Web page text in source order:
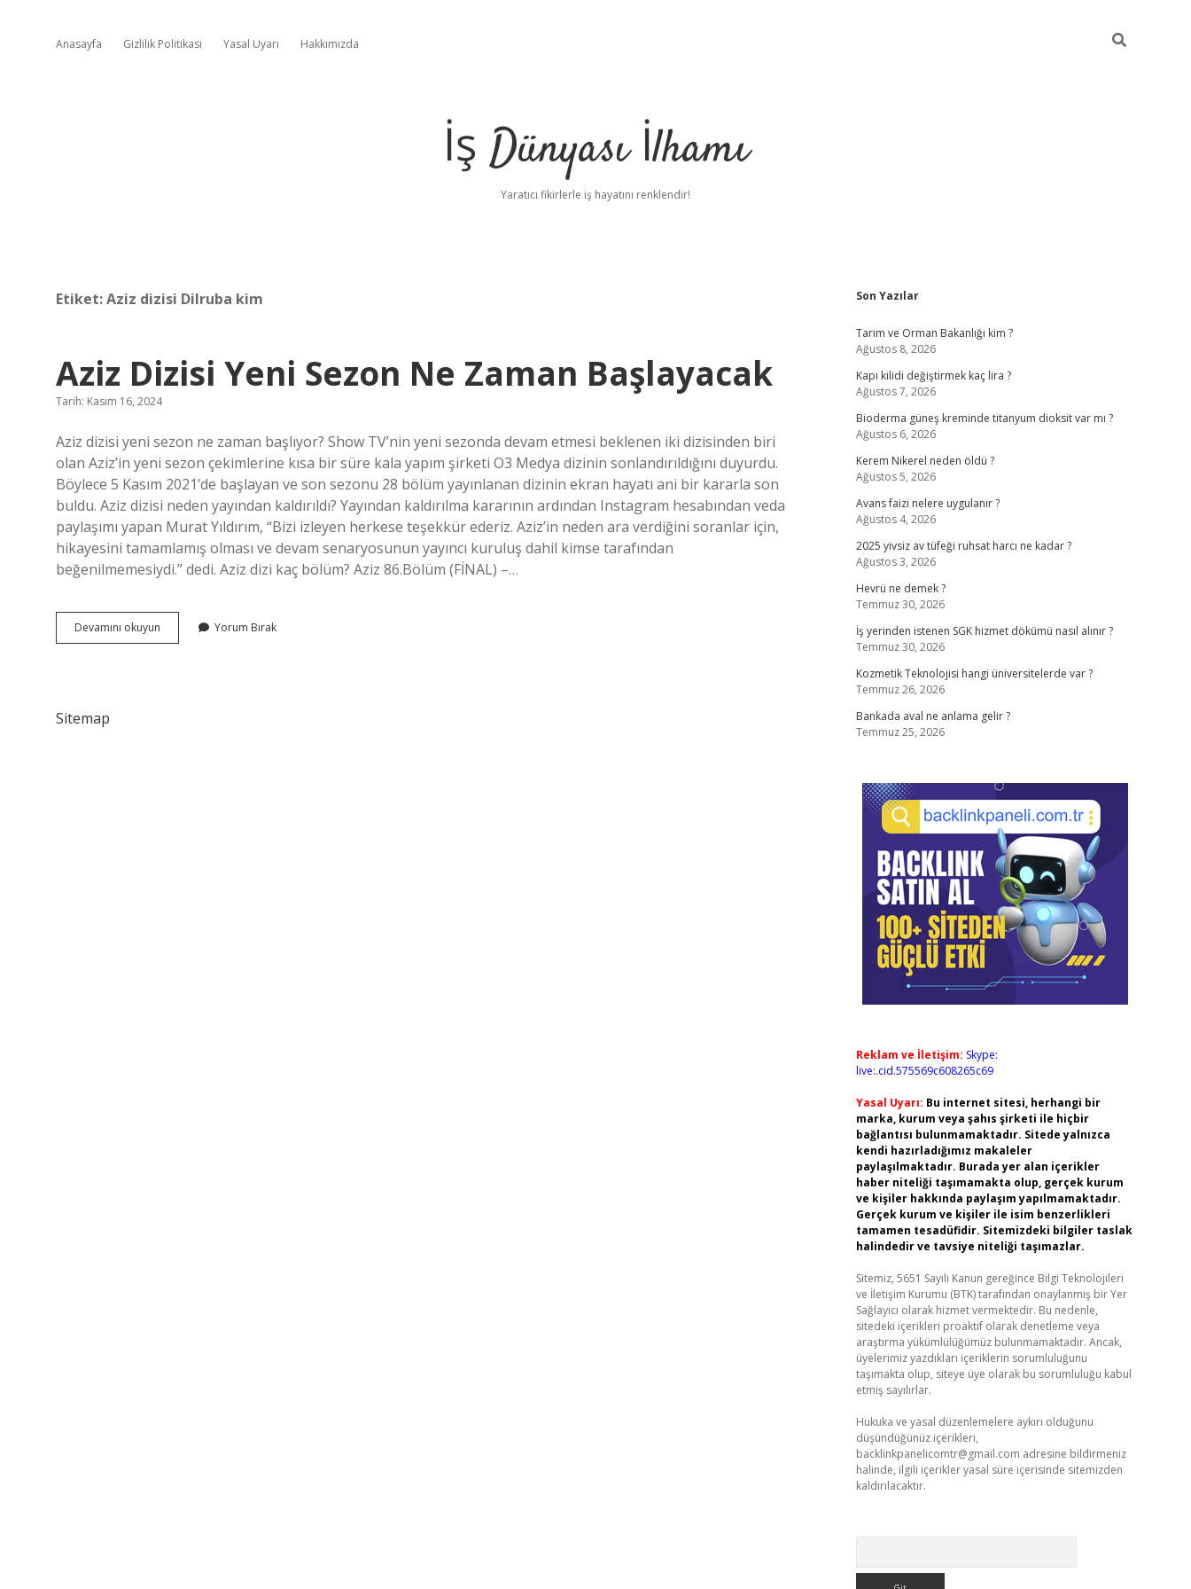
Anasayfa Gizlilik Politikası Yasal Uyarı Hakkımızda
İş Dünyası İlhamı
Yaratıcı fikirlerle iş hayatını renklendir!
Etiket:Aziz dizisi Dilruba kim
Aziz Dizisi Yeni Sezon Ne Zaman Başlayacak
Tarih: Kasım 16, 2024
Aziz dizisi yeni sezon ne zaman başlıyor? Show TV’nin yeni sezonda devam etmesi beklenen iki dizisinden biri
olan Aziz’in yeni sezon çekimlerine kısa bir süre kala yapım şirketi O3 Medya dizinin sonlandırıldığını duyurdu.
Böylece 5 Kasım 2021’de başlayan ve son sezonu 28 bölüm yayınlanan dizinin ekran hayatı ani bir kararla son
buldu. Aziz dizisi neden yayından kaldırıldı? Yayından kaldırılma kararının ardından Instagram hesabından veda
paylaşımı yapan Murat Yıldırım, “Bizi izleyen herkese teşekkür ederiz. Aziz’in neden ara verdiğini soranlar için,
hikayesini tamamlamış olması ve devam senaryosunun yayıncı kuruluş dahil kimse tarafından
beğenilmemesiydi.” dedi. Aziz dizi kaç bölüm? Aziz 86.Bölüm (FİNAL) –…
Devamını okuyun
Dizisi
Yorum Bırak
Sitemap
Sidebar
Son Yazılar
Tarım ve Orman Bakanlığı kim ?
Ağustos 8, 2026
Kapı kilidi değiştirmek kaç lira ?
Ağustos 7, 2026
Bioderma güneş kreminde titanyum dioksit var mı ?
Ağustos 6, 2026
Kerem Nikerel neden öldü ?
Ağustos 5, 2026
Avans faizi nelere uygulanır ?
Ağustos 4, 2026
2025 yivsiz av tüfeği ruhsat harcı ne kadar ?
Ağustos 3, 2026
Hevrü ne demek ?
Temmuz 30, 2026
İş yerinden istenen SGK hizmet dökümü nasıl alınır ?
Temmuz 30, 2026
Kozmetik Teknolojisi hangi üniversitelerde var ?
Temmuz 26, 2026
Bankada aval ne anlama gelir ?
Temmuz 25, 2026
Reklam ve İletişim: Skype:
live:.cid.575569c608265c69
Yasal Uyarı: Bu internet sitesi, herhangi bir
marka, kurum veya şahıs şirketi ile hiçbir
bağlantısı bulunmamaktadır. Sitede yalnızca
kendi hazırladığımız makaleler
paylaşılmaktadır. Burada yer alan içerikler
haber niteliği taşımamakta olup, gerçek kurum
ve kişiler hakkında paylaşım yapılmamaktadır.
Gerçek kurum ve kişiler ile isim benzerlikleri
tamamen tesadüfidir. Sitemizdeki bilgiler taslak
halindedir ve tavsiye niteliği taşımazlar.
Sitemiz, 5651 Sayılı Kanun gereğince Bilgi Teknolojileri
ve İletişim Kurumu (BTK) tarafından onaylanmış bir Yer
Sağlayıcı olarak hizmet vermektedir. Bu nedenle,
sitedeki içerikleri proaktif olarak denetleme veya
araştırma yükümlülüğümüz bulunmamaktadır. Ancak,
üyelerimiz yazdıkları içeriklerin sorumluluğunu
taşımakta olup, siteye üye olarak bu sorumluluğu kabul
etmiş sayılırlar.
Hukuka ve yasal düzenlemelere aykırı olduğunu
düşündüğünüz içerikleri,
backlinkpanelicomtr@gmail.com adresine bildirmeniz
halinde, ilgili içerikler yasal süre içerisinde sitemizden
kaldırılacaktır.